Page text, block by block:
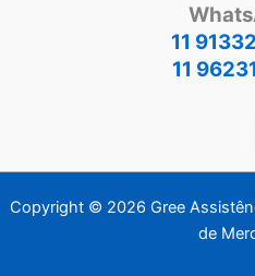
11
11
Copyright © 2026 Gree
de